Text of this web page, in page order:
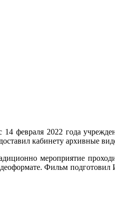
февраля 2022 года
кабинету архивные
мероприятие
Фильм